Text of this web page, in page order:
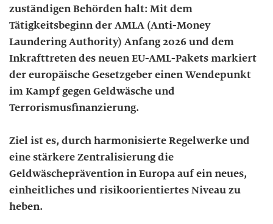
zuständigen Behörden halt: Mit dem
Tätigkeitsbeginn der AMLA (Anti-Money
Laundering Authority) Anfang 2026 und dem
Inkrafttreten des neuen EU-AML-Pakets markiert
der europäische Gesetzgeber einen Wendepunkt
im Kampf gegen Geldwäsche und
Terrorismusfinanzierung.
Ziel ist es, durch harmonisierte Regelwerke und
eine stärkere Zentralisierung die
Geldwäscheprävention in Europa auf ein neues,
einheitliches und risikoorientiertes Niveau zu
heben.